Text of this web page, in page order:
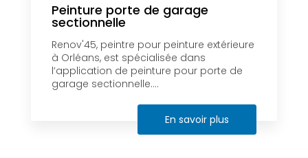
Peinture porte de garage
sectionnelle
Renov'45, peintre pour peinture extérieure
à Orléans, est spécialisée dans
l’application de peinture pour porte de
garage sectionnelle....
En savoir plus